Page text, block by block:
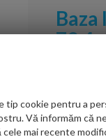
Baza
PRP:
tip cookie pentru a
Vă informăm că
mai recente